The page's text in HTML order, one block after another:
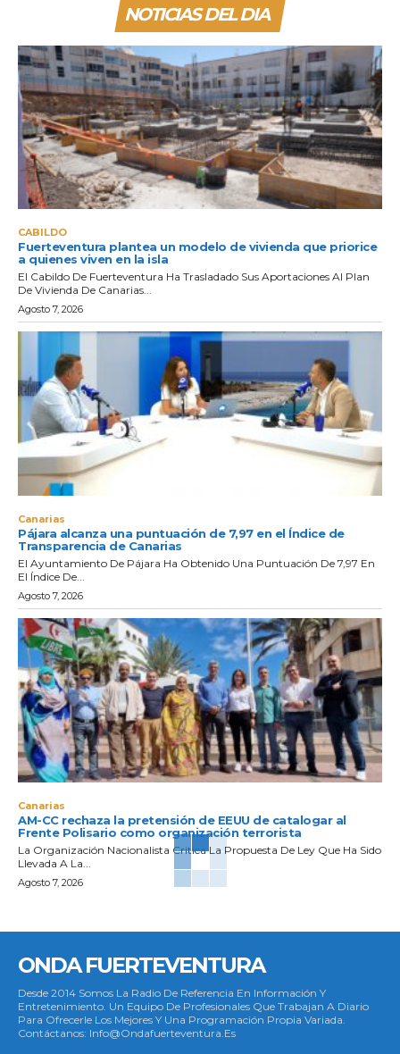
NOTICIAS DEL DIA
CABILDO
Fuerteventura plantea un modelo de vivienda que priorice
a quienes viven en la isla
El Cabildo De Fuerteventura Ha Trasladado Sus Aportaciones Al Plan
De Vivienda De Canarias...
Agosto 7, 2026
Canarias
Pájara alcanza una puntuación de 7,97 en el Índice de
Transparencia de Canarias
El Ayuntamiento De Pájara Ha Obtenido Una Puntuación De 7,97 En
El Índice De...
Agosto 7, 2026
Canarias
AM-CC rechaza la pretensión de EEUU de catalogar al
Frente Polisario como organización terrorista
La Organización Nacionalista Critica La Propuesta De Ley Que Ha Sido
Llevada A La...
Agosto 7, 2026
ONDA FUERTEVENTURA
Desde 2014 Somos La Radio De Referencia En Información Y
Entretenimiento. Un Equipo De Profesionales Que Trabajan A Diario
Para Ofrecerle Los Mejores Y Una Programación Propia Variada.
Contáctanos: Info@ondafuerteventura.es